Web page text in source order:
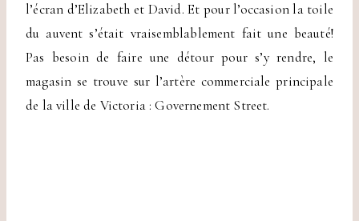
l’écran d’Elizabeth et David. Et pour l’occasion la toile
du auvent s’était vraisemblablement fait une beauté!
Pas besoin de faire une détour pour s’y rendre, le
magasin se trouve sur l’artère commerciale principale
de la ville de Victoria : Governement Street.